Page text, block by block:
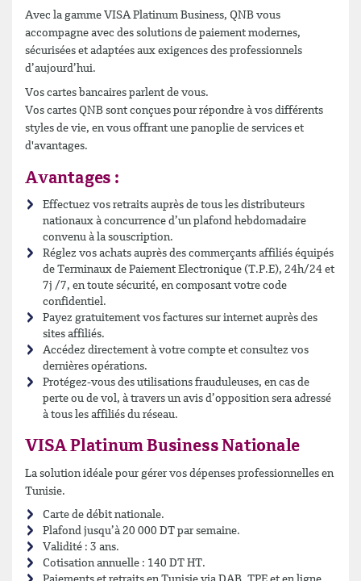
Avec la gamme VISA Platinum Business, QNB vous
accompagne avec des solutions de paiement modernes,
sécurisées et adaptées aux exigences des professionnels
d’aujourd’hui.
Vos cartes bancaires parlent de vous.
Vos cartes QNB sont conçues pour répondre à vos différents
styles de vie, en vous offrant une panoplie de services et
d'avantages.
Avantages :
Effectuez vos retraits auprès de tous les distributeurs
nationaux à concurrence d’un plafond hebdomadaire
convenu à la souscription.
Réglez vos achats auprès des commerçants affiliés équipés
de Terminaux de Paiement Electronique (T.P.E), 24h/24 et
7j /7, en toute sécurité, en composant votre code
confidentiel.
Payez gratuitement vos factures sur internet auprès des
sites affiliés.
Accédez directement à votre compte et consultez vos
dernières opérations.
Protégez-vous des utilisations frauduleuses, en cas de
perte ou de vol, à travers un avis d’opposition sera adressé
à tous les affiliés du réseau.
VISA Platinum Business Nationale
La solution idéale pour gérer vos dépenses professionnelles en
Tunisie.
Carte de débit nationale.
Plafond jusqu’à 20 000 DT par semaine.
Validité : 3 ans.
Cotisation annuelle : 140 DT HT.